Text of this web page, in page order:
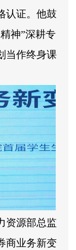
认证。他鼓
神”深耕专
当作终身课
资源部总监
商业务新变